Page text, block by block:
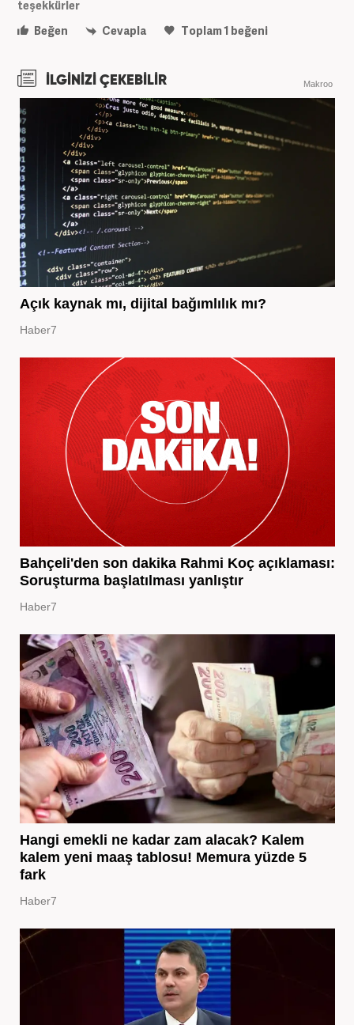
teşekkürler
Beğen
Cevapla Toplam1 beğeni
İLGİNİZİ ÇEKEBİLİR Makroo
Açık kaynak mı, dijital bağımlılık mı?
Haber7
Bahçeli'den son dakika Rahmi Koç açıklaması:
Soruşturma başlatılması yanlıştır
Haber7
Hangi emekli ne kadar zam alacak? Kalem
kalem yeni maaş tablosu! Memura yüzde 5
fark
Haber7